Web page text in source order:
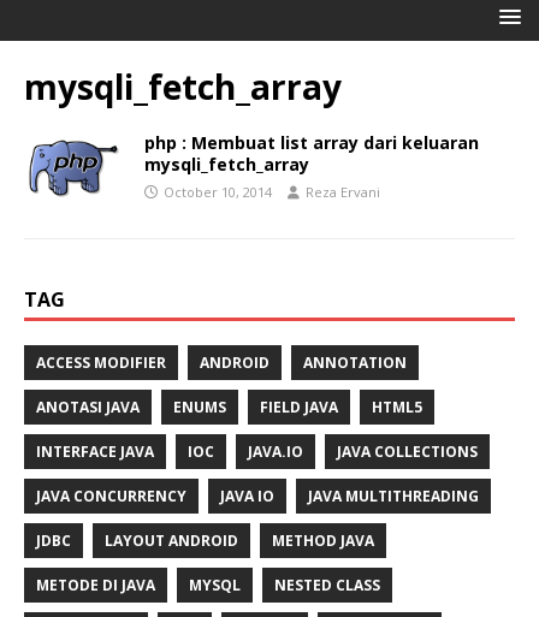
mysqli_fetch_array
php : Membuat list array dari keluaran
mysqli_fetch_array
October 10, 2014 Reza Ervani
TAG
ACCESS MODIFIER ANDROID ANNOTATION
ANOTASI JAVA ENUMS FIELD JAVA HTML5
INTERFACE JAVA IOC JAVA.IO JAVA COLLECTIONS
JAVA CONCURRENCY JAVA IO JAVA MULTITHREADING
JDBC LAYOUT ANDROID METHOD JAVA
METODE DI JAVA MYSQL NESTED CLASS